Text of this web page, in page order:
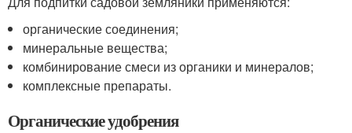
органические соединения;
минеральные вещества;
комбинирование смеси из органики и минералов;
комплексные препараты.
Органические удобрения